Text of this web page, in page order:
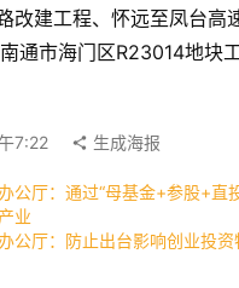
改建工程、怀远至凤台高
通市海门区R23014地块
7:22 生成海报
公厅：通过“母基金+参股+直
业
公厅：防止出台影响创业投